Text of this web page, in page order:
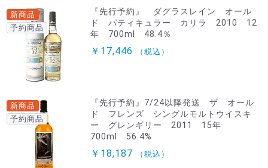
新商品
予約商品
『先行予約』 ダグラスレイン オール
ド パティキュラー カリラ 2010 12
年 700ml 48.4％
￥17,446 （税込）
新商品
予約商品
『先行予約』7/24以降発送 ザ オール
ド フレンズ シングルモルトウイスキ
ー グレンギリー 2011 15年
700ml 56.4%
￥18,187 （税込）